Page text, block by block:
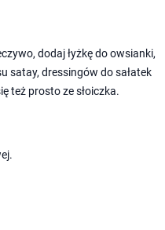
dodaj łyżkę do owsianki,
satay, dressingów do sałatek
też prosto ze słoiczka.